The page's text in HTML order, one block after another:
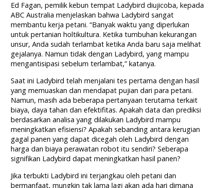
Ed Fagan, pemilik kebun tempat Ladybird diujicoba, kepada
ABC Australia menjelaskan bahwa Ladybird sangat
membantu kerja petani. “Banyak waktu yang diperlukan
untuk pertanian holtikultura. Ketika tumbuhan kekurangan
unsur, Anda sudah terlambat ketika Anda baru saja melihat
gejalanya. Namun tidak dengan Ladybird, yang mampu
mengantisipasi sebelum terlambat,” katanya.
Saat ini Ladybird telah menjalani tes pertama dengan hasil
yang memuaskan dan mendapat pujian dari para petani.
Namun, masih ada beberapa pertanyaan terutama terkait
biaya, daya tahan dan efektifitas. Apakah data dan prediksi
berdasarkan analisa yang dilakukan Ladybird mampu
meningkatkan efisiensi? Apakah sebanding antara kerugian
gagal panen yang dapat dicegah oleh Ladybird dengan
harga dan biaya perawatan robot itu sendiri? Seberapa
signifikan Ladybird dapat meningkatkan hasil panen?
Jika terbukti Ladybird ini terjangkau oleh petani dan
bermanfaat, mungkin tak lama lagi akan ada hari dimana